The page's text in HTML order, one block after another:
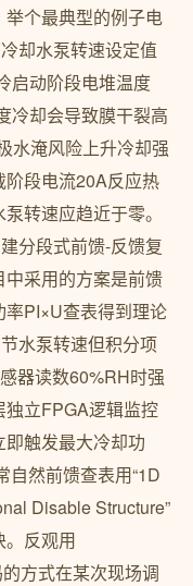
个最典型的例子电
却水泵转速设定值
启动阶段电堆温度
却会导致膜干裂高
水淹风险上升冷却强
段电流20A反应热
转速应趋近于零。
分段式前馈-反馈复
采用的方案是前馈
PI×U查表得到理论
水泵转速但积分项
器读数60%RH时强
立FPGA逻辑监控
触发最大冷却功
然前馈查表用“1D
Disable Structure”
。反观用
方式在某次现场调